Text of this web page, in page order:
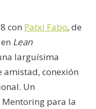
con Patxi Fabo, de
Lean
larguísima
conexión
Un
para la